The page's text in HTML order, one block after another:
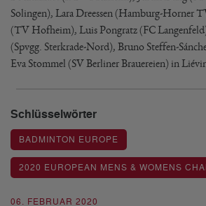
06. FEBRUAR 2020
Solingen), Lara Dreessen (Hamburg-Horner
(TV Hofheim), Luis Pongratz (FC
(Spvgg. Sterkrade-Nord), Bruno Steffen-
Eva Stommel (SV Berliner Brauereien) in
Schlüsselwörter
BADMINTON EUROPE
2020 EUROPEAN MENS & WOMENS